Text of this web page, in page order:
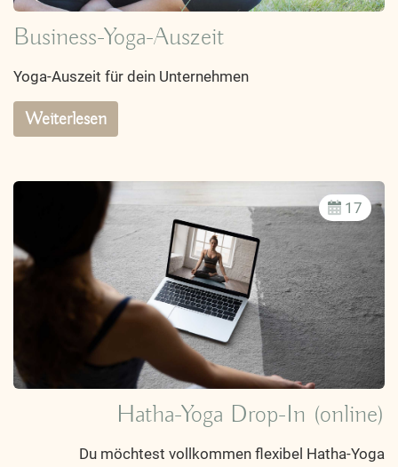
Business-Yoga-Auszeit
Yoga-Auszeit für dein Unternehmen
Weiterlesen
17
Hatha-Yoga Drop-In (online)
Du möchtest vollkommen flexibel Hatha-Yoga